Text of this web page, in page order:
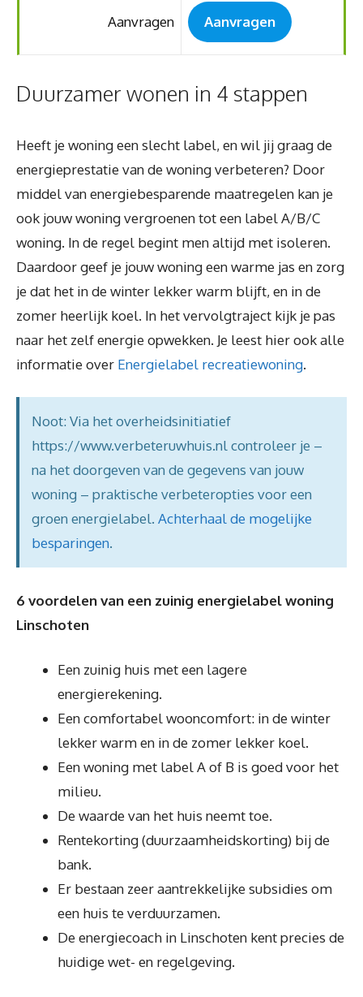
Aanvragen Aanvragen
Duurzamer wonen in 4 stappen
Heeft je woning een slecht label, en wil jij graag de
energieprestatie van de woning verbeteren? Door
middel van energiebesparende maatregelen kan je
ook jouw woning vergroenen tot een label A/B/C
woning. In de regel begint men altijd met isoleren.
Daardoor geef je jouw woning een warme jas en zorg
je dat het in de winter lekker warm blijft, en in de
zomer heerlijk koel. In het vervolgtraject kijk je pas
naar het zelf energie opwekken. Je leest hier ook alle
informatie over Energielabel recreatiewoning.
Noot: Via het overheidsinitiatief
https://www.verbeteruwhuis.nl controleer je –
na het doorgeven van de gegevens van jouw
woning – praktische verbeteropties voor een
groen energielabel. Achterhaal de mogelijke
besparingen.
6 voordelen van een zuinig energielabel woning
Linschoten
Een zuinig huis met een lagere
energierekening.
Een comfortabel wooncomfort: in de winter
lekker warm en in de zomer lekker koel.
Een woning met label A of B is goed voor het
milieu.
De waarde van het huis neemt toe.
Rentekorting (duurzaamheidskorting) bij de
bank.
Er bestaan zeer aantrekkelijke subsidies om
een huis te verduurzamen.
De energiecoach in Linschoten kent precies de
huidige wet- en regelgeving.